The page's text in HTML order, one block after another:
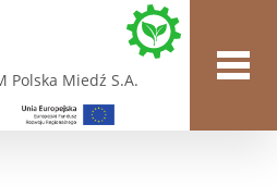
Polska Miedź S.A.